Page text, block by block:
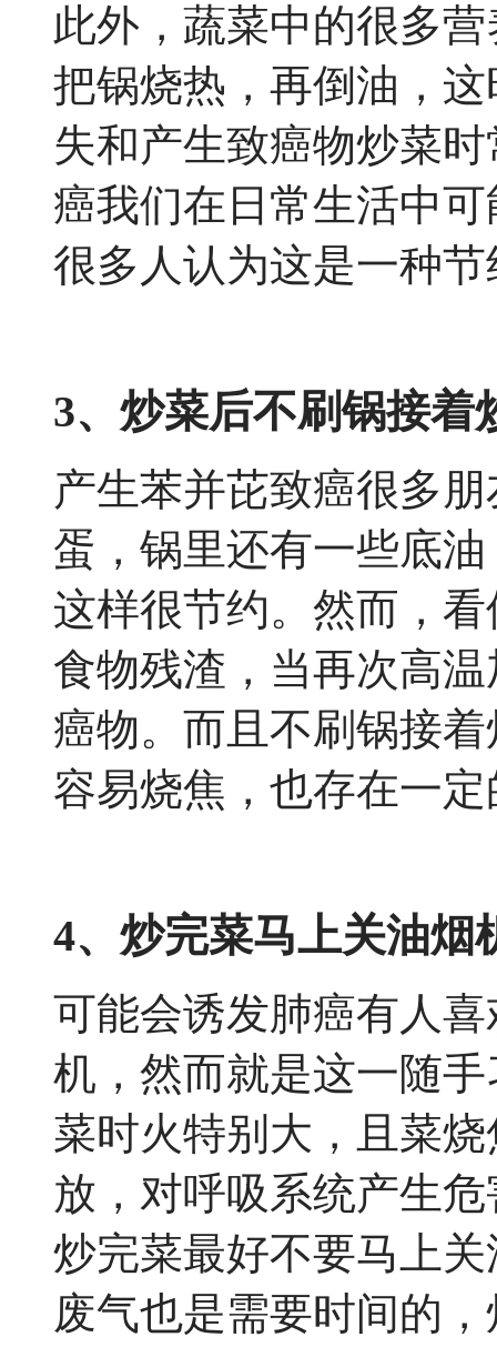
此外，蔬菜中的很多
把锅烧热，再倒油，
失和产生致癌物炒菜
癌我们在日常生活中
很多人认为这是一种
3、炒菜后不刷锅接着
产生苯并芘致癌很多
蛋，锅里还有一些底
这样很节约。然而，
食物残渣，当再次高
癌物。而且不刷锅接
容易烧焦，也存在一
4、炒完菜马上关油烟
可能会诱发肺癌有人
机，然而就是这一随
菜时火特别大，且菜
放，对呼吸系统产生
炒完菜最好不要马上
废气也是需要时间的